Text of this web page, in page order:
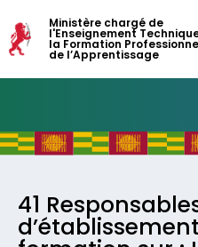
Ministère chargé de
l'Enseignement
la Formation
de l’Apprentissage
41